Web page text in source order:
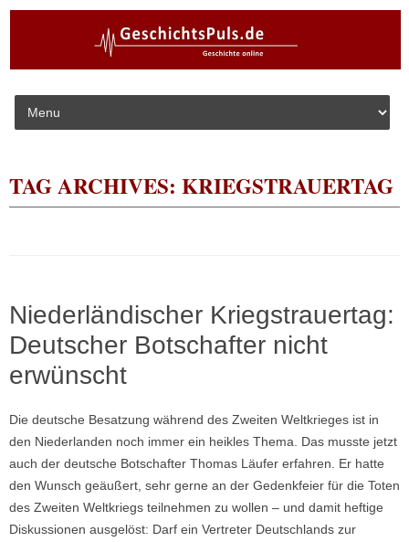
Skip to content
TAG ARCHIVES: KRIEGSTRAUERTAG
Niederländischer Kriegstrauertag:
Deutscher Botschafter nicht
erwünscht
Die deutsche Besatzung während des Zweiten Weltkrieges ist in
den Niederlanden noch immer ein heikles Thema. Das musste jetzt
auch der deutsche Botschafter Thomas Läufer erfahren. Er hatte
den Wunsch geäußert, sehr gerne an der Gedenkfeier für die Toten
des Zweiten Weltkriegs teilnehmen zu wollen – und damit heftige
Diskussionen ausgelöst: Darf ein Vertreter Deutschlands zur